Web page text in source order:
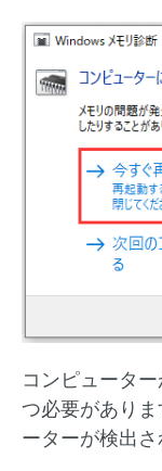
コンピュータ
つ必要があり
ーターが検出さ